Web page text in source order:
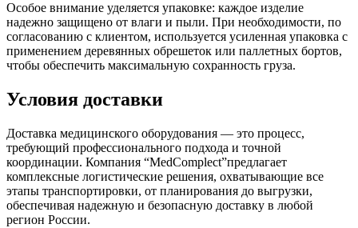
Особое внимание уделяется упаковке: каждое изделие
надежно защищено от влаги и пыли. При необходимости, по
согласованию с клиентом, используется усиленная упаковка с
применением деревянных обрешеток или паллетных бортов,
чтобы обеспечить максимальную сохранность груза.
Условия доставки
Доставка медицинского оборудования — это процесс,
требующий профессионального подхода и точной
координации. Компания “MedComplect”предлагает
комплексные логистические решения, охватывающие все
этапы транспортировки, от планирования до выгрузки,
обеспечивая надежную и безопасную доставку в любой
регион России.